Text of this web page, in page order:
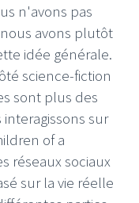
n'avons pas
avons plutôt
idée générale.
science-fiction
sont plus des
sur
of a
réseaux sociaux
sur la vie réelle